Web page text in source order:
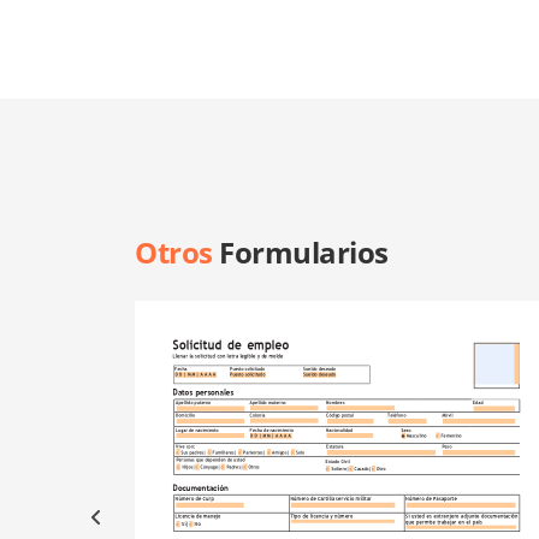
Otros Formularios